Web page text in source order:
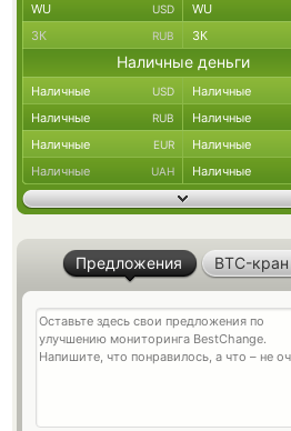
WU USD WU
ЗК RUB ЗК
Наличные деньги
Наличные USD Наличные
Наличные RUB Наличные
Наличные EUR Наличные
Наличные UAH Наличные
Предложения BTC-кран